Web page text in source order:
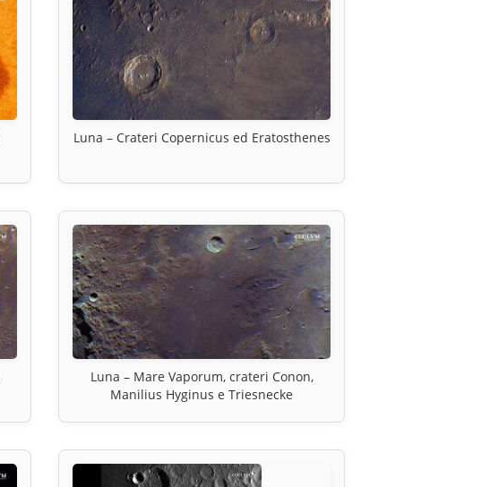
Luna – Crateri Copernicus ed Eratosthenes
Luna – Mare Vaporum, crateri Conon,
Manilius Hyginus e Triesnecke